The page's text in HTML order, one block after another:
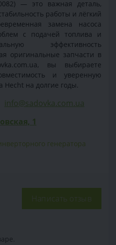
— это важная деталь,
работы и лёгкий
замена насоса
с подачей топлива и
эффективность
оригинальные запчасти в
вы выбираете
и уверенную
Hecht на долгие годы.
info@sadovka.com.ua
1
генератора
Написать отзыв